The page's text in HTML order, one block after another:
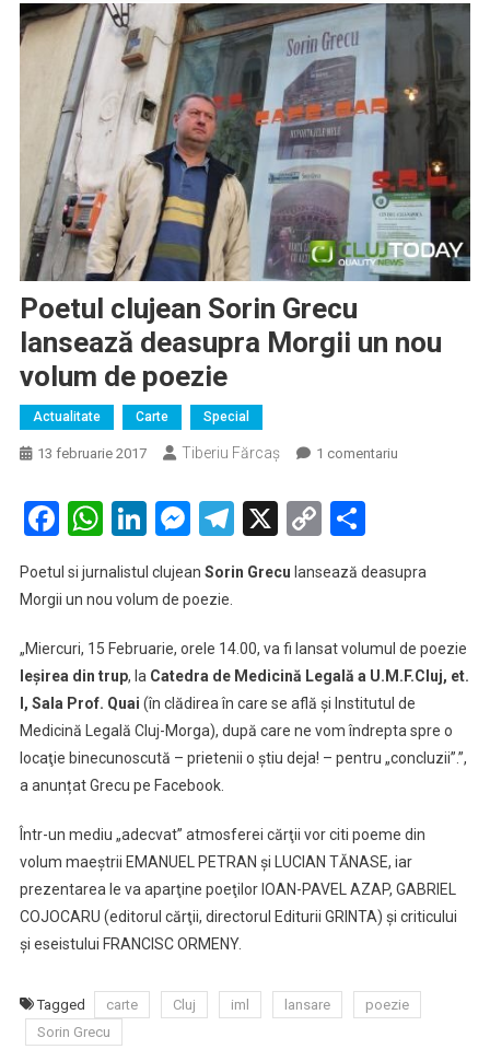
Poetul clujean Sorin Grecu
lansează deasupra Morgii un nou
volum de poezie
Actualitate Carte Special
13 februarie 2017 Tiberiu Fărcaş 1 comentariula
lansează
un
nou
volum
de
poezie
Facebook
WhatsApp
LinkedIn
Messenger
Telegram
X Copy
Poetul si jurnalistul clujean Sorin Grecu lansează deasupra
Morgii un nou volum de poezie.
„Miercuri, 15 Februarie, orele 14.00, va fi lansat volumul de poezie
Ieșirea din trup, la Catedra de Medicină Legală a U.M.F.Cluj, et.
I, Sala Prof. Quai (în clădirea în care se află şi Institutul de
Medicină Legală Cluj-Morga), după care ne vom îndrepta spre o
locaţie binecunoscută – prietenii o ştiu deja! – pentru „concluzii”.”,
a anunțat Grecu pe Facebook.
Într-un mediu „adecvat” atmosferei cărţii vor citi poeme din
volum maeştrii EMANUEL PETRAN şi LUCIAN TĂNASE, iar
prezentarea le va aparţine poeţilor IOAN-PAVEL AZAP, GABRIEL
COJOCARU (editorul cărţii, directorul Editurii GRINTA) şi criticului
şi eseistului FRANCISC ORMENY.
Tagged carte Cluj iml lansare
poezie
Sorin Grecu